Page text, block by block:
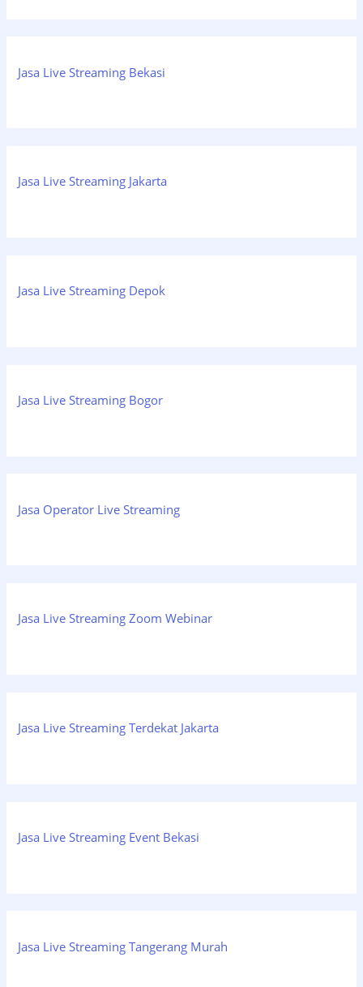
Jasa Live Streaming Bekasi
Jasa Live Streaming Jakarta
Jasa Live Streaming Depok
Jasa Live Streaming Bogor
Jasa Operator Live Streaming
Jasa Live Streaming Zoom Webinar
Jasa Live Streaming Terdekat Jakarta
Jasa Live Streaming Event Bekasi
Jasa Live Streaming Tangerang Murah